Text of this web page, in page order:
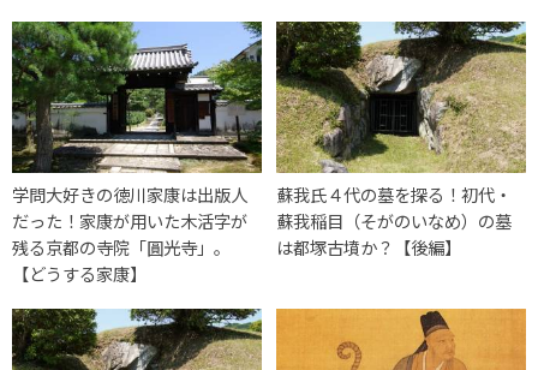
学問大好きの徳川家康は出版人
だった！家康が用いた木活字が
残る京都の寺院「圓光寺」。
【どうする家康】
蘇我氏４代の墓を探る！初代・
蘇我稲目（そがのいなめ）の墓
は都塚古墳か？【後編】